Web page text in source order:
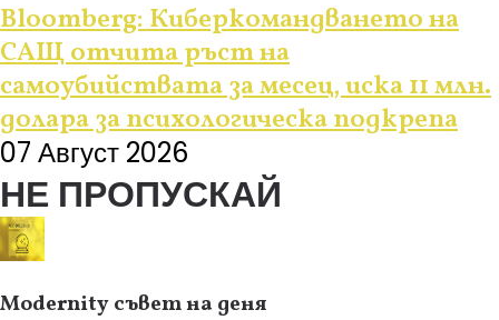
Bloomberg: Киберкомандването на
САЩ отчита ръст на
самоубийствата за месец, иска 11 млн.
долара за психологическа подкрепа
07 Август 2026
НЕ ПРОПУСКАЙ
Modernity съвет на деня